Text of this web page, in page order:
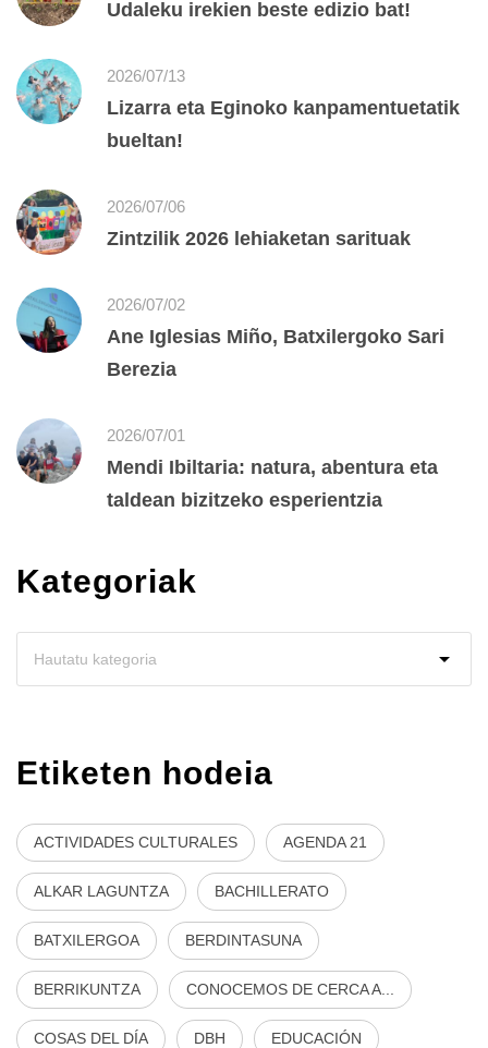
Udaleku irekien beste edizio bat!
2026/07/13
Lizarra eta Eginoko kanpamentuetatik
bueltan!
2026/07/06
Zintzilik 2026 lehiaketan sarituak
2026/07/02
Ane Iglesias Miño, Batxilergoko Sari
Berezia
2026/07/01
Mendi Ibiltaria: natura, abentura eta
taldean bizitzeko esperientzia
Kategoriak
Etiketen hodeia
ACTIVIDADES CULTURALES AGENDA 21
ALKAR LAGUNTZA BACHILLERATO
BATXILERGOA BERDINTASUNA
BERRIKUNTZA CONOCEMOS DE CERCA A...
COSAS DEL DÍA DBH EDUCACIÓN